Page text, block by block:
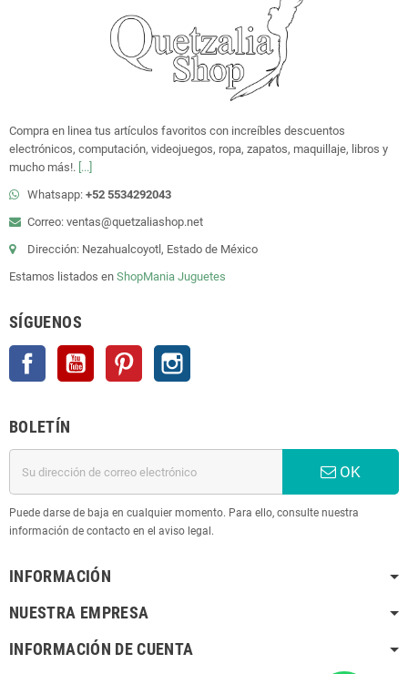
Compra en linea tus artículos favoritos con increíbles descuentos
electrónicos, computación, videojuegos, ropa, zapatos, maquillaje, libros y
mucho más!. [...]
Whatsapp: +52 5534292043
Correo: ventas@quetzaliashop.net
Dirección: Nezahualcoyotl, Estado de México
Estamos listados en ShopMania Juguetes
SÍGUENOS
Facebook YouTube Pinterest
BOLETÍN
OK
Puede darse de baja en cualquier momento. Para ello, consulte nuestra
información de contacto en el aviso legal.
INFORMACIÓN
NUESTRA EMPRESA
INFORMACIÓN DE CUENTA